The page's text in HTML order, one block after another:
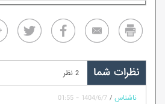
نظرات شما 2 نظر
ناشناس /
1404/6/7 - 01:55